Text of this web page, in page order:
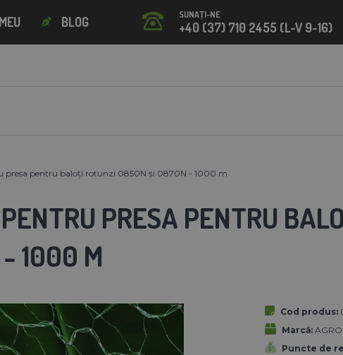
BLOG SUNAȚI-NE
+40 (37) 710 2455 (L-V 9-16)
presa pentru baloți rotunzi 0850N și 0870N - 1000 m
PRESA PENTRU
1000 M
Cod produs:
Marcă:
Puncte de